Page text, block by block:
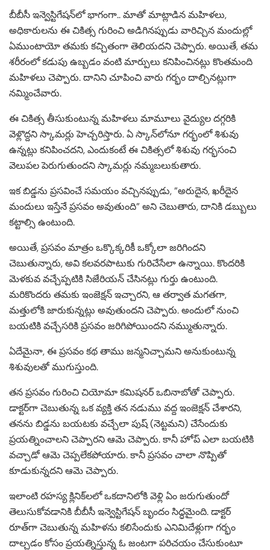
బీబీసీ ఇన్వెస్టిగేషన్‌లో భాగంగా.. మాతో మాట్లాడిన మహిళలు,
అధికారులను ఈ చికిత్స గురించి అడిగినప్పుడు వారిచ్చిన మందుల్లో
ఏముంటాయో తమకు కచ్చితంగా తెలియదని చెప్పారు. అయితే, తమ
శరీరంలో కడుపు ఉబ్బడం వంటి మార్పులు కనిపించినట్లు కొంతమంది
మహిళలు చెప్పారు. దానిని చూపించి వారు గర్భం దాల్చినట్లుగా
నమ్మించేవారు.
ఈ చికిత్స తీసుకుంటున్న మహిళలు మామూలు వైద్యుల దగ్గరికి
వెళ్లొద్దని స్కామర్లు హెచ్చరిస్తారు. ఏ స్కాన్‌లోనూ గర్భంలో శిశువు
ఉన్నట్లు కనిపించదని, ఎందుకంటే ఈ చికిత్సలో శిశువు గర్భసంచి
వెలుపల పెరుగుతుందని స్కామర్లు నమ్మబలుకుతారు.
ఇక బిడ్డను ప్రసవించే సమయం వచ్చినప్పుడు, ”అరుదైన, ఖరీదైన
మందులు ఇస్తేనే ప్రసవం అవుతుంది” అని చెబుతారు, దానికి డబ్బులు
కట్టాల్సి ఉంటుంది.
అయితే, ప్రసవం మాత్రం ఒక్కొక్కరికీ ఒక్కోలా జరిగిందని
చెబుతున్నారు, అవి కలవరపాటుకు గురిచేసేలా ఉన్నాయి. కొందరికి
మెళకువ వచ్చేప్పటికి సిజేరియన్ చేసినట్లు గుర్తు ఉంటుంది.
మరికొందరు తమకు ఇంజెక్షన్ ఇచ్చారని, ఆ తర్వాత మగతగా,
మత్తులోకి జారుకున్నట్లు అవుతుందని చెప్పారు. అందులో నుంచి
బయటికి వచ్చేసరికి ప్రసవం జరిగిపోయిందని నమ్ముతున్నారు.
ఏదేమైనా, ఈ ప్రసవం కథ తాము జన్మనిచ్చామని అనుకుంటున్న
శిశువులతో ముగుస్తుంది.
తన ప్రసవం గురించి చియోమా కమిషనర్ ఒబినాబోతో చెప్పారు.
డాక్టర్‌గా చెబుతున్న ఒక వ్యక్తి తన నడుము వద్ద ఇంజెక్షన్ చేశారని,
తనను బిడ్డను బయటకు వచ్చేలా పుష్ (నెట్టమని) చేసేందుకు
ప్రయత్నించాలని చెప్పారని ఆమె చెప్పారు. కానీ హోప్ ఎలా బయటికి
వచ్చాడో ఆమె చెప్పలేకపోయారు. కానీ ప్రసవం చాలా నొప్పితో
కూడుకున్నదని ఆమె చెప్పారు.
ఇలాంటి రహస్య క్లినిక్‌లలో ఒకదానిలోకి వెళ్లి ఏం జరుగుతుందో
తెలుసుకోవడానికి బీబీసీ ఇన్వెస్టిగేషన్ బృందం సిద్ధమైంది. డాక్టర్
రూత్‌గా చెబుతున్న మహిళను కలిసేందుకు ఎనిమిదేళ్లుగా గర్భం
దాల్చడం కోసం ప్రయత్నిస్తున్న ఓ జంటగా పరిచయం చేసుకుంటూ